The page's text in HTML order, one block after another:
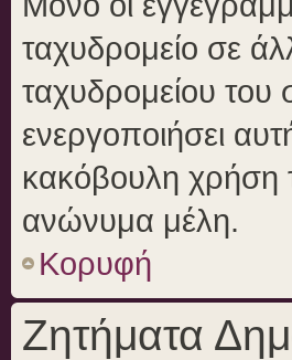
ταχυδρομείο σε
ταχυδρομείου του
ενεργοποιήσει
κακόβουλη χρήση
ανώνυμα μέλη.
Κορυφή
Ζητήματα